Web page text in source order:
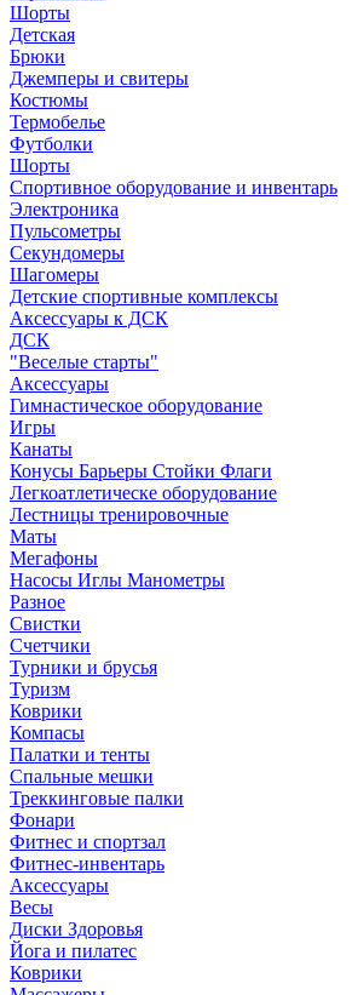
Шорты
Детская
Брюки
Джемперы и свитеры
Костюмы
Термобелье
Футболки
Шорты
Спортивное оборудование и инвентарь
Электроника
Пульсометры
Секундомеры
Шагомеры
Детские спортивные комплексы
Аксессуары к ДСК
ДСК
"Веселые старты"
Аксессуары
Гимнастическое оборудование
Игры
Канаты
Конусы Барьеры Стойки Флаги
Легкоатлетическе оборудование
Лестницы тренировочные
Маты
Мегафоны
Насосы Иглы Манометры
Разное
Свистки
Счетчики
Турники и брусья
Туризм
Коврики
Компасы
Палатки и тенты
Спальные мешки
Треккинговые палки
Фонари
Фитнес и спортзал
Фитнес-инвентарь
Аксессуары
Весы
Диски Здоровья
Йога и пилатес
Коврики